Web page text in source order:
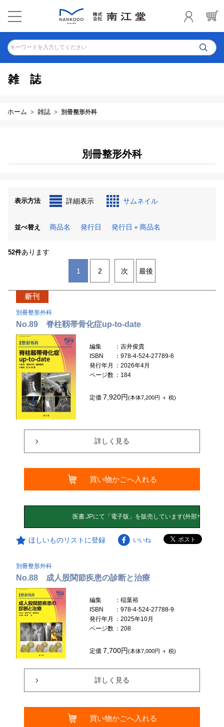
キーワードを入力してください
雑誌
ホーム 雑誌 別冊整形外科
別冊整形外科
表示方法 詳細表示 サムネイル
並べ替え 商品名 発行日 発行日＋商品名
52件あります
1 2 次 最後
別冊整形外科
No.89 脊柱靱帯骨化症up-to-date
編集
：吉井俊貴
ISBN
：978-4-524-27789-6
発行年月
：2026年4月
ページ数 ：184
定価 7,920円(本体7,200円 ＋ 税)
詳しく見る
買い物かごへ入れる
ほしいものリストに登録 いいね
別冊整形外科
No.88 成人股関節疾患の診断と治療
編集
：稲葉裕
ISBN
：978-4-524-27788-9
発行年月
：2025年10月
ページ数 ：208
定価7,700円(本体7,000円 ＋ 税)
詳しく見る
買い物かごへ入れる